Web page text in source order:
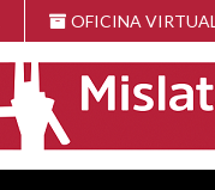
OFICINA